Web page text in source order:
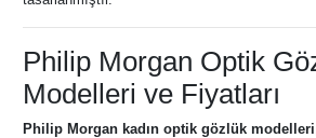
Philip Morgan Optik
Modelleri ve Fiyatları
Philip Morgan kadın optik gözlük modelleri